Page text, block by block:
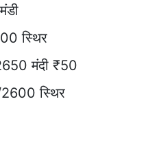
स्थिर
मंदी ₹50
स्थिर